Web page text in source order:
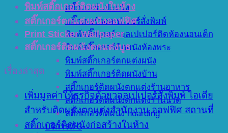
สติ๊กเกอร์แปะผนัง
สติ๊กเกอร์วอลเปเปอร์สั่งพิมพ์
พิมพ์สติ๊กเกอร์วอลเปเปอร์ติดห้องนอนเด็ก
พิมพ์สติ๊กเกอร์ติดผนังห้องพระ
พิมพ์สติ๊กเกอร์ตกแต่งผนัง
พิมพ์สติ๊กเกอร์ติดผนังบ้าน
สติ๊กเกอร์ติดผนังตกแต่งร้านอาหาร
สติ๊กเกอร์ติดผนังตกแต่งร้านนวด
สติ๊กเกอร์ติดผนัง hoarding
บริการที่ 3
พิมพ์สติ๊กเกอร์ติดผนังในห้าง
สติ๊กเกอร์ตกแต่งผนังออฟฟิศ
Print Sticker Wallpaper
สติ๊กเกอร์ติดผนังตกแต่งบูธ
เรื่องล่าสุด
เพิ่มมูลค่าให้ธุรกิจด้วยวอลเปเปอร์สั่งพิมพ์ ไอเดีย
สำหรับติดผนังตกแต่งสำนักงาน ออฟฟิศ สถานที่
สติ๊กเกอร์ติดผนังก่อสร้างในห้าง